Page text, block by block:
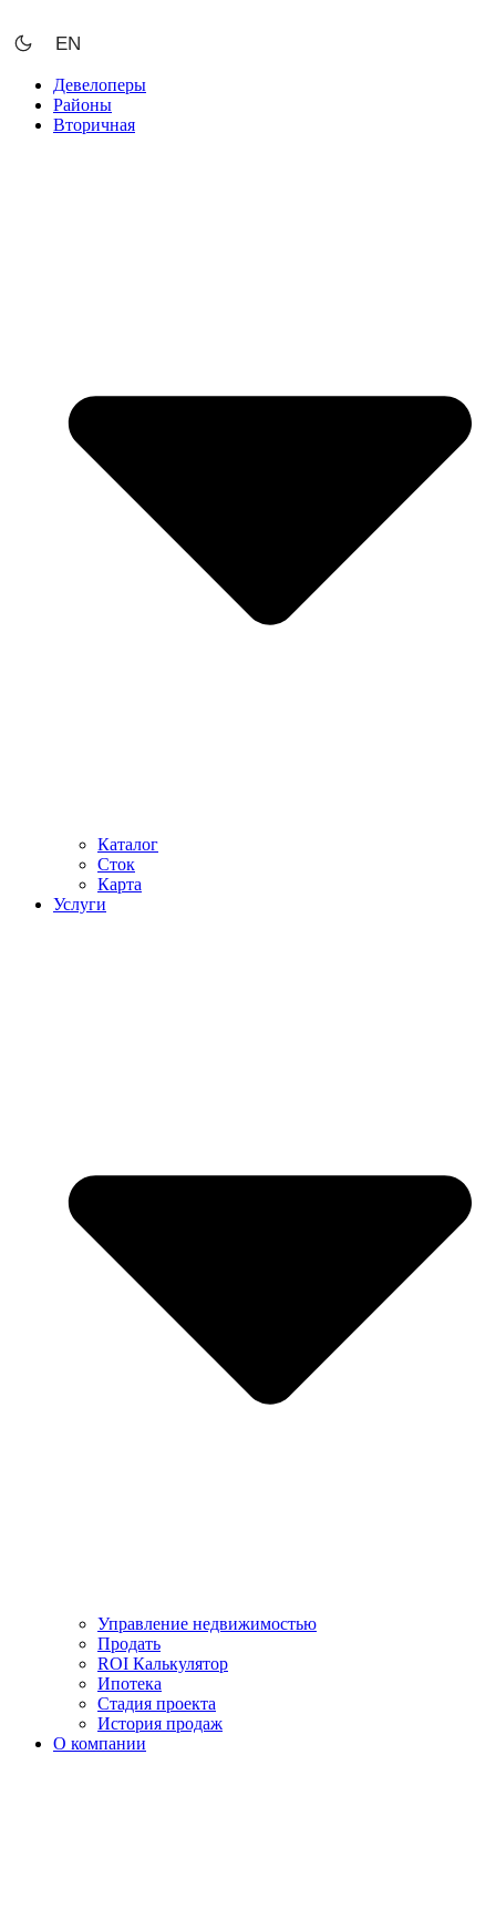
к
содержимому
EN
Девелоперы
Районы
Вторичная
Каталог
Сток
Карта
Услуги
Управление недвижимостью
Продать
ROI Калькулятор
Ипотека
Стадия проекта
История продаж
О компании